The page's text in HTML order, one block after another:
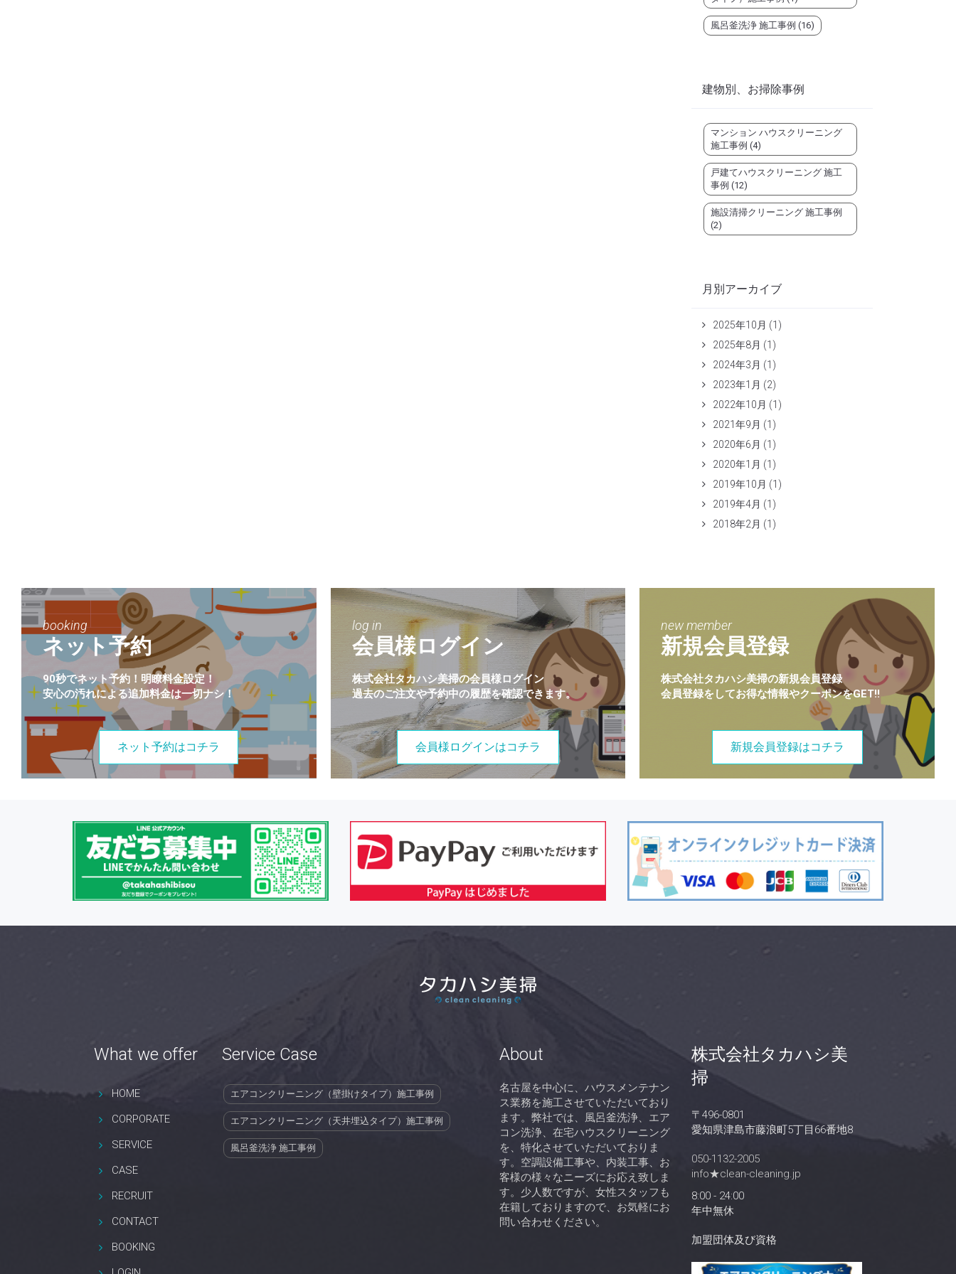
風呂釜洗浄 施工事例 (16)
建物別、お掃除事例
マンション ハウスクリーニング
施工事例 (4)
戸建てハウスクリーニング 施工
事例 (12)
施設清掃クリーニング 施工事例
(2)
月別アーカイブ
2025年10月 (1)
2025年8月 (1)
2024年3月 (1)
2023年1月 (2)
2022年10月 (1)
2021年9月 (1)
2020年6月 (1)
2020年1月 (1)
2019年10月 (1)
2019年4月 (1)
2018年2月 (1)
booking
ネット予約
90秒でネット予約！明瞭料金設定！
安心の汚れによる追加料金は一切ナシ！
ネット予約はコチラ
log in
会員様ログイン
株式会社タカハシ美掃の会員様ログイン
過去のご注文や予約中の履歴を確認できます。
会員様ログインはコチラ
new member
新規会員登録
株式会社タカハシ美掃の新規会員登録
会員登録をしてお得な情報やクーポンをGET!!
新規会員登録はコチラ
What we offer
HOME
CORPORATE
SERVICE
CASE
RECRUIT
CONTACT
BOOKING
Service Case
エアコンクリーニング（壁掛けタイプ）施工事例
エアコンクリーニング（天井埋込タイプ）施工事例
風呂釜洗浄 施工事例
About
名古屋を中心に、ハウスメンテナン
ス業務を施工させていただいており
ます。弊社では、風呂釜洗浄、エア
コン洗浄、在宅ハウスクリーニング
を、特化させていただいておりま
す。空調設備工事や、内装工事、お
客様の様々なニーズにお応え致しま
す。少人数ですが、女性スタッフも
在籍しておりますので、お気軽にお
問い合わせください。
株式会社タカハシ美
掃
〒496-0801
愛知県津島市藤浪町5丁目66番地8
050-1132-2005
info★clean-cleaning.jp
8:00 - 24:00
年中無休
加盟団体及び資格